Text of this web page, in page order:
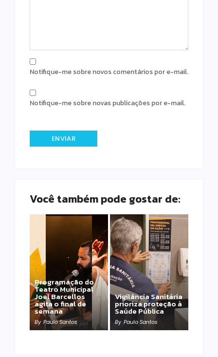
Notifique-me sobre novos comentários por e-mail.
Notifique-me sobre novas publicações por e-mail.
Você também pode gostar de:
Programação do
Teatro Municipal
Joel Barcellos
agita o final de
semana
By Paulo Santos
Vigilância Sanitária
prioriza proteção à
Saúde Pública
By Paulo Santos